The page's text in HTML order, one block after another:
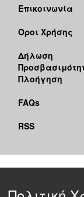
Επικοινωνία
Όροι Χρήσης
Δήλωση
Πλοήγηση
FAQs
RSS